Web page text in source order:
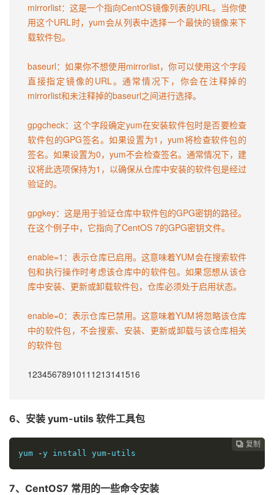
mirrorlist：这是一个指向CentOS镜像列表的URL。当你使
用这个URL时，yum会从列表中选择一个最快的镜像来下
载软件包。
baseurl：如果你不想使用mirrorlist，你可以使用这个字段
直接指定镜像的URL。通常情况下，你会在注释掉的
mirrorlist和未注释掉的baseurl之间进行选择。
gpgcheck：这个字段确定yum在安装软件包时是否要检查
软件包的GPG签名。如果设置为1，yum将检查软件包的
签名。如果设置为0，yum不会检查签名。通常情况下，建
议将此选项保持为1，以确保从仓库中安装的软件包是经过
验证的。
gpgkey：这是用于验证仓库中软件包的GPG密钥的路径。
在这个例子中，它指向了CentOS 7的GPG密钥文件。
enable=1：表示仓库已启用。这意味着YUM会在搜索软件
包和执行操作时考虑该仓库中的软件包。如果您想从该仓
库中安装、更新或卸载软件包，仓库必须处于启用状态。
enable=0：表示仓库已禁用。这意味着YUM将忽略该仓库
中的软件包，不会搜索、安装、更新或卸载与该仓库相关
的软件包
12345678910111213141516
6、安装 yum-utils 软件工具包
 复制
 复制
 复制
 复制
yum
-y install yum- utils
7、CentOS7 常用的一些命令安装